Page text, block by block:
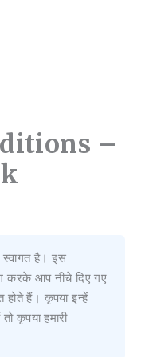
–
है। इस
आप नीचे दिए गए
हैं। कृपया इन्हें
कृपया हमारी